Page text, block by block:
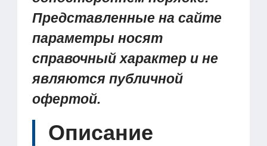
Представленные на сайте
параметры носят
справочный характер и не
являются публичной
офертой.
Описание